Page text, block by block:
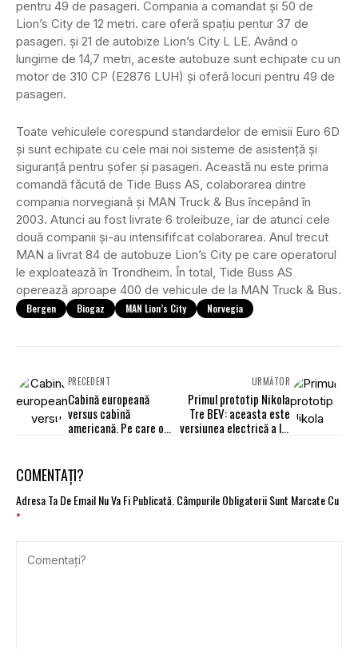
pentru 49 de pasageri. Compania a comandat și 50 de
Lion’s City de 12 metri. care oferă spațiu pentur 37 de
pasageri. și 21 de autobize Lion’s City L LE. Având o
lungime de 14,7 metri, aceste autobuze sunt echipate cu un
motor de 310 CP (E2876 LUH) și oferă locuri pentru 49 de
pasageri.
Toate vehiculele corespund standardelor de emisii Euro 6D
și sunt echipate cu cele mai noi sisteme de asistență și
siguranță pentru șofer și pasageri. Această nu este prima
comandă făcută de Tide Buss AS, colaborarea dintre
compania norvegiană și MAN Truck & Bus începând în
2003. Atunci au fost livrate 6 troleibuze, iar de atunci cele
două companii și-au intensififcat colaborarea. Anul trecut
MAN a livrat 84 de autobuze Lion’s City pe care operatorul
le exploatează în Trondheim. În total, Tide Buss AS
operează aproape 400 de vehicule de la MAN Truck & Bus.
Bergen Biogaz MAN Lion’s City Norvegia
PRECEDENT
Cabină europeană
versus cabină
americană. Pe care o
URMĂTOR
Primul prototip Nikola
Tre BEV: aceasta este
versiunea electrică a lui
COMENTAȚI?
Adresa Ta De Email Nu Va Fi Publicată. Câmpurile Obligatorii Sunt Marcate Cu
*